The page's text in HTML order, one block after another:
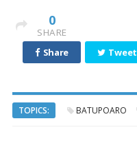
0
SHARE
Share
Tweet
TOPICS: BATUPOARO